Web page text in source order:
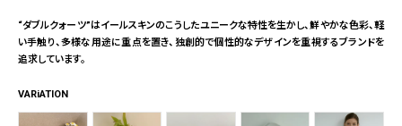
“ダブルクォーツ”はイールスキンのこうしたユニークな特性を生かし、鮮やかな色彩、軽
い手触り、多様な用途に重点を置き、独創的で個性的なデザインを重視するブランドを
追求しています。
VARiATION